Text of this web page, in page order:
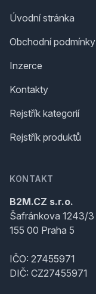
Úvodní stránka
Obchodní podmínky
Inzerce
Kontakty
Rejstřík kategorií
Rejstřík produktů
KONTAKT
B2M.CZ s.r.o.
Šafránkova 1243/3
155 00 Praha 5
IČO: 27455971
DIČ: CZ27455971